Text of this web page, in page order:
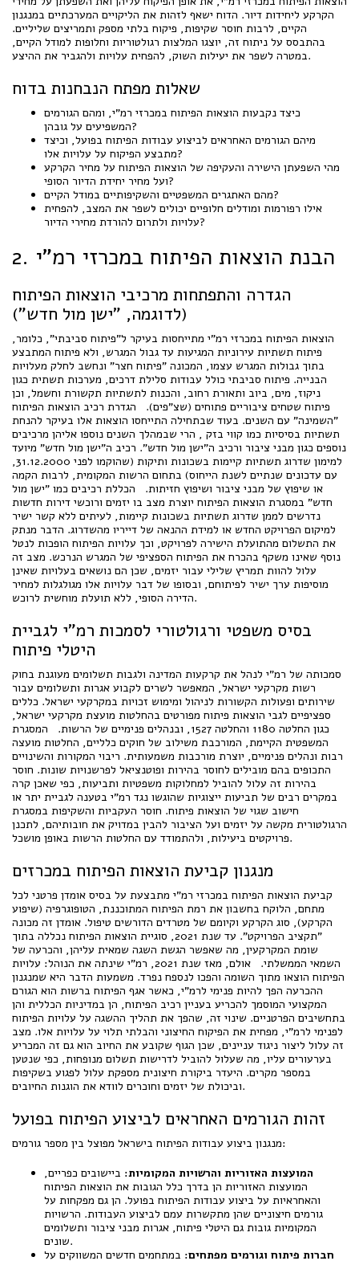
הקרקע ליחידות דיור. הדוח ישאף לזהות את הליקויים המערכתיים במנגנון
הקיים, לרבות חוסר שקיפות, פיקוח בלתי מספק ותמריצים שליליים.
בהתבסס על ניתוח זה, יוצגו המלצות רגולטוריות וחלופות למודל הקיים,
במטרה לשפר את יעילות השוק, להפחית עלויות ולהגביר את ההיצע.
שאלות מפתח הנבחנות בדוח
כיצד נקבעות הוצאות הפיתוח במכרזי רמ"י, ומהם הגורמים
המשפיעים על גובהן?
מיהם הגורמים האחראים לביצוע עבודות הפיתוח בפועל, וכיצד
מתבצע הפיקוח על עלויות אלו?
מהי השפעתן הישירה והעקיפה של הוצאות הפיתוח על מחיר הקרקע
ועל מחיר יחידת הדיור הסופי?
מהם האתגרים המשפטיים והשקיפותיים במודל הקיים?
אילו רפורמות ומודלים חלופיים יכולים לשפר את המצב, להפחית
עלויות ולתרום להורדת מחירי הדיור?
2. הבנת הוצאות הפיתוח במכרזי רמ"י
הגדרה והתפתחות מרכיבי הוצאות הפיתוח
(לדוגמה, "ישן מול חדש")
הוצאות הפיתוח במכרזי רמ"י מתייחסות בעיקר ל"פיתוח סביבתי", כלומר,
פיתוח תשתיות עירוניות המגיעות עד גבול המגרש, ולא פיתוח המתבצע
בתוך גבולות המגרש עצמו, המכונה "פיתוח חצר" ונחשב לחלק מעלויות
הבנייה. פיתוח סביבתי כולל עבודות סלילת דרכים, מערכות תשתית כגון
ניקוז, מים, ביוב ותאורת רחוב, והכנות לתשתיות תקשורת וחשמל, וכן
פיתוח שטחים ציבוריים פתוחים (שצ"פים). הגדרת רכיב הוצאות הפיתוח
"השמינה" עם השנים. בעוד שבתחילה התייחסו הוצאות אלו בעיקר להנחת
תשתיות בסיסיות כמו קווי בזק , הרי שבמהלך השנים נוספו אליהן מרכיבים
נוספים כגון מבני ציבור ורכיב ה"ישן מול חדש". רכיב ה"ישן מול חדש" מיועד
למימון שדרוג תשתיות קיימות בשכונות ותיקות (שהוקמו לפני 31.12.2000,
עם עדכונים שנתיים לשנת הייחוס) בתחום הרשות המקומית, לרבות הקמה
או שיפוץ של מבני ציבור ושיפוץ חזיתות. הכללת רכיבים כמו "ישן מול
חדש" במסגרת הוצאות הפיתוח יוצרת מצב בו יזמים ורוכשי דירות חדשות
נדרשים לממן שדרוג תשתיות בשכונות קיימות, לעיתים ללא קשר ישיר
למיקום הפרויקט החדש או למידת ההנאה של דייריו מהשדרוג. הדבר מנתק
את התשלום מהתועלת הישירה לפרויקט, וכך עלויות הפיתוח הופכות לנטל
נוסף שאינו משקף בהכרח את הפיתוח הספציפי של המגרש הנרכש. מצב זה
עלול להוות תמריץ שלילי עבור יזמים, שכן הם נושאים בעלויות שאינן
מוסיפות ערך ישיר לפיתוחם, ובסופו של דבר עלויות אלו מגולגלות למחיר
הדירה הסופי, ללא תועלת מוחשית לרוכש.
בסיס משפטי ורגולטורי לסמכות רמ"י לגביית
היטלי פיתוח
סמכותה של רמ"י לנהל את קרקעות המדינה ולגבות תשלומים מעוגנת בחוק
רשות מקרקעי ישראל, המאפשר לשרים לקבוע אגרות ותשלומים עבור
שירותים ופעולות הקשורות לניהול ומימוש זכויות במקרקעי ישראל. כללים
ספציפיים לגבי הוצאות פיתוח מפורטים בהחלטות מועצת מקרקעי ישראל,
כגון החלטה 1180 והחלטה 1527, ובנהלים פנימיים של הרשות. המסגרת
המשפטית הקיימת, המורכבת משילוב של חוקים כלליים, החלטות מועצה
רבות ונהלים פנימיים, יוצרת מורכבות משמעותית. ריבוי המקורות והשינויים
התכופים בהם מובילים לחוסר בהירות ופוטנציאל לפרשנויות שונות. חוסר
בהירות זה עלול להוביל למחלוקות משפטיות ותביעות, כפי שאכן קרה
במקרים רבים של תביעות ייצוגיות שהוגשו נגד רמ"י בטענה לגביית יתר או
חישוב שגוי של הוצאות פיתוח. חוסר העקביות והשקיפות במסגרת
הרגולטורית מקשה על יזמים ועל הציבור להבין במדויק את חובותיהם, לתכנן
פרויקטים ביעילות, ולהתמודד עם החלטות הרשות באופן מושכל.
מנגנון קביעת הוצאות הפיתוח במכרזים
קביעת הוצאות הפיתוח במכרזי רמ"י מתבצעת על בסיס אומדן פרטני לכל
מתחם, הלוקח בחשבון את רמת הפיתוח המתוכננת, הטופוגרפיה (שיפוע
הקרקע), סוג הקרקע וקיומם של מטרדים הדורשים טיפול. אומדן זה מכונה
"תקציב הפרויקט". עד שנת 2021, סוגיית הוצאות הפיתוח נכללה בתוך
שומת המקרקעין, מה שאפשר הגשת השגה שמאית עליהן, והכרעה של
השמאי הממשלתי. אולם, מאז שנת 2021, רמ"י שינתה את הנוהל: עלויות
הפיתוח הוצאו מתוך השומה והפכו לנספח נפרד. משמעות הדבר היא שמנגנון
ההכרעה הפך להיות פנימי לרמ"י, כאשר אגף הפיתוח ברשות הוא הגורם
המקצועי המוסמך להכריע בעניין רכיב הפיתוח, הן במדיניות הכללית והן
בתחשיבים הפרטניים. שינוי זה, שהפך את תהליך ההשגה על עלויות הפיתוח
לפנימי לרמ"י, מפחית את הפיקוח החיצוני והבלתי תלוי על עלויות אלו. מצב
זה עלול ליצור ניגוד עניינים, שכן הגוף שקובע את החיוב הוא גם זה המכריע
בערעורים עליו, מה שעלול להוביל לדרישות תשלום מנופחות, כפי שנטען
במספר מקרים. היעדר ביקורת חיצונית מספקת עלול לפגוע בשקיפות
וביכולת של יזמים וחוכרים לוודא את הוגנות החיובים.
זהות הגורמים האחראים לביצוע הפיתוח בפועל
מנגנון ביצוע עבודות הפיתוח בישראל מפוצל בין מספר גורמים:
המועצות האזוריות והרשויות המקומיות: ביישובים כפריים,
המועצות האזוריות הן בדרך כלל הגובות את הוצאות הפיתוח
והאחראיות על ביצוע עבודות הפיתוח בפועל. הן גם מפקחות על
גורמים חיצוניים שהן מתקשרות עמם לביצוע העבודות. הרשויות
המקומיות גובות גם היטלי פיתוח, אגרות מבני ציבור ותשלומים
שונים.
חברות פיתוח וגורמים מפתחים: במתחמים חדשים המשווקים על